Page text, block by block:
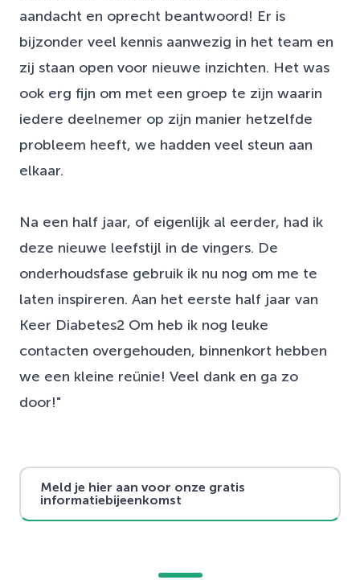
aandacht en oprecht beantwoord! Er is
bijzonder veel kennis aanwezig in het team en
zij staan open voor nieuwe inzichten. Het was
ook erg fijn om met een groep te zijn waarin
iedere deelnemer op zijn manier hetzelfde
probleem heeft, we hadden veel steun aan
elkaar.
Na een half jaar, of eigenlijk al eerder, had ik
deze nieuwe leefstijl in de vingers. De
onderhoudsfase gebruik ik nu nog om me te
laten inspireren. Aan het eerste half jaar van
Keer Diabetes2 Om heb ik nog leuke
contacten overgehouden, binnenkort hebben
we een kleine reünie! Veel dank en ga zo
door!"
Meld je hier aan voor onze gratis
informatiebijeenkomst